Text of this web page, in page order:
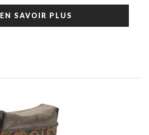
EN SAVOIR PLUS